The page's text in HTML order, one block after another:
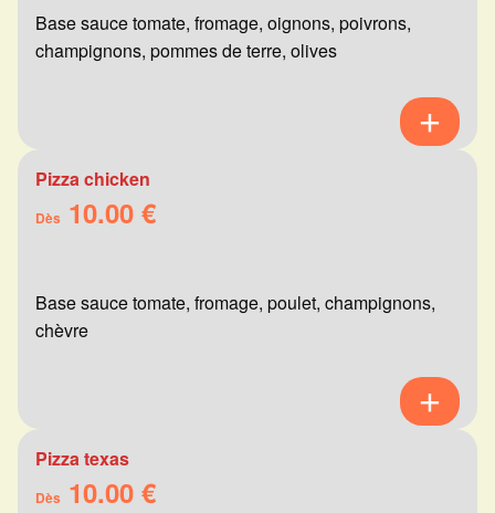
Base sauce tomate, fromage, oignons, poivrons,
champignons, pommes de terre, olives
Pizza chicken
Dès 10.00 €
Base sauce tomate, fromage, poulet, champignons,
chèvre
Pizza texas
Dès 10.00 €